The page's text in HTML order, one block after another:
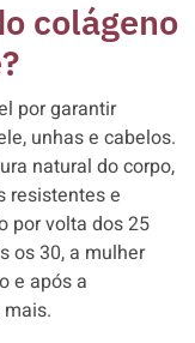
colágeno
por garantir
unhas e cabelos.
natural do corpo,
resistentes e
por volta dos 25
os 30, a mulher
e após a